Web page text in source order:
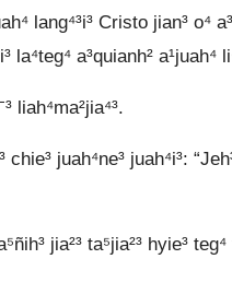
lang⁴³i³ Cristo jian³ o⁴
la⁴teg⁴ a³quianh² a¹juah⁴
liah⁴ma²jia⁴³.
chie³ juah⁴ne³ juah⁴i³:
jia²³ ta⁵jia²³ hyie³